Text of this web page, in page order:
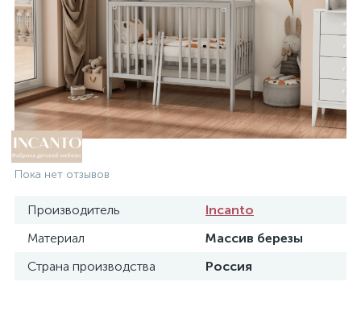
Пока нет отзывов
Производитель
Incanto
Материал
Массив березы
Страна производства
Россия